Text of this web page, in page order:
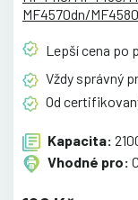
MF4570dn/
Lepší cena po
Vždy správný
Od
Kapacita:
Vhodné pro: